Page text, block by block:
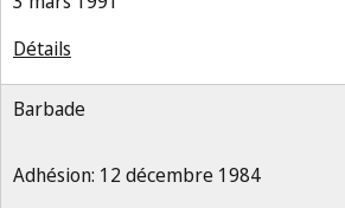
Détails
Barbade
Adhésion: 12 décembre 1984